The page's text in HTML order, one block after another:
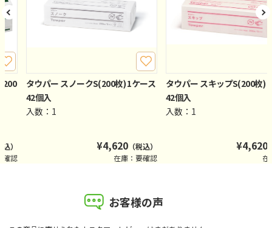
200
）
確認
タウパー スノークS(200枚) 1ケース
42個入
入数：1
¥4,620 （税込）
在庫：要確認
タウパー スキップS(200枚)
42個入
入数：1
¥4,620
在
お客様の声